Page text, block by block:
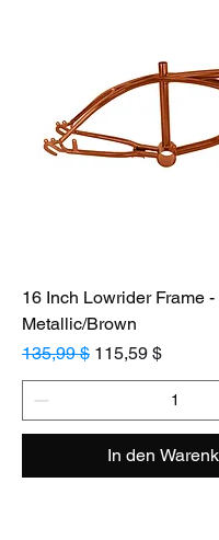
16 Inch Lowrider Frame -
Metallic/Brown
Standardpreis
135,99 $ Sale-Preis
115,59 $
In den